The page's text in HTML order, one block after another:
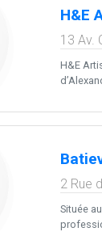
H&E
13 Av.
H&E
2 Rue
Située